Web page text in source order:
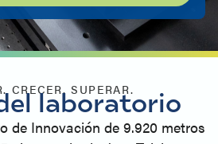
CRECER. SUPERAR.
laboratorio
de Innovación de 9.920 metros